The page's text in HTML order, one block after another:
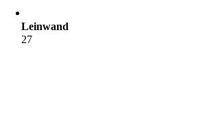
Leinwand
27